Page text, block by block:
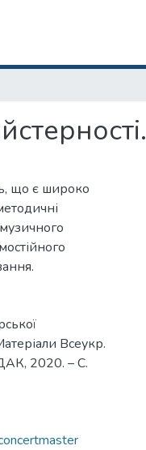
що є широко
Всеукр.
2020. – С.